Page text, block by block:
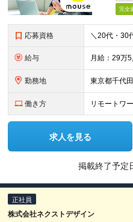
完全
応募資格
給与
勤務地
働き方 リモートワ
求人を見る
掲載終了予定
正社員
株式会社ネクストデザイン